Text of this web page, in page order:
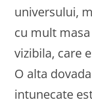
universului,
cu mult
vizibila, care
O alta
intunecate